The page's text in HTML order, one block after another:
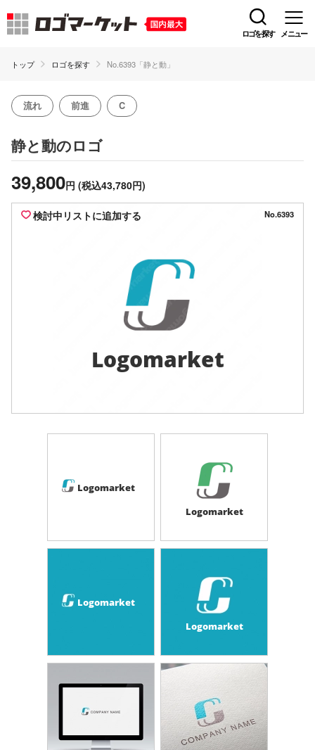
ロゴを探す メニュー
トップ ロゴを探す No.6393「静と動」
流れ 前進 C
静と動のロゴ
39,800円 (税込43,780円)
検討中リストに追加する No.6393
Logomarket
Logomarket
Logomarket
Logomarket
Logomarket